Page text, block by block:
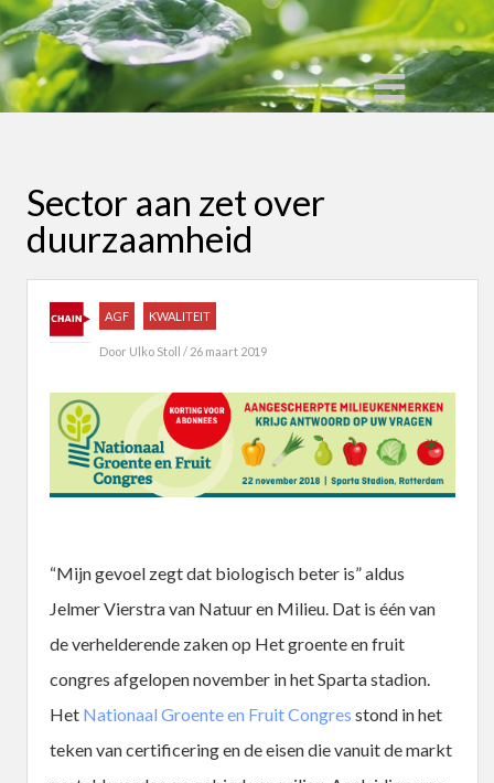
Sector aan zet over
duurzaamheid
AGF KWALITEIT
Door Ulko Stoll / 26 maart 2019
“Mijn gevoel zegt dat biologisch beter is” aldus
Jelmer Vierstra van Natuur en Milieu. Dat is één van
de verhelderende zaken op Het groente en fruit
congres afgelopen november in het Sparta stadion.
Het Nationaal Groente en Fruit Congres stond in het
teken van certificering en de eisen die vanuit de markt